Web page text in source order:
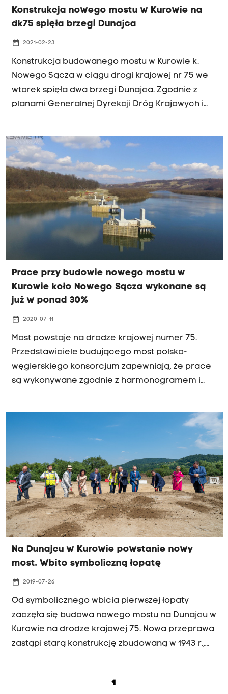
Konstrukcja nowego mostu w Kurowie na
dk75 spięła brzegi Dunajca
date_range 2021-02-23
Konstrukcja budowanego mostu w Kurowie k.
Nowego Sącza w ciągu drogi krajowej nr 75 we
wtorek spięła dwa brzegi Dunajca. Zgodnie z
planami Generalnej Dyrekcji Dróg Krajowych i
Prace przy budowie nowego mostu w
Kurowie koło Nowego Sącza wykonane są
już w ponad 30%
date_range 2020-07-11
Most powstaje na drodze krajowej numer 75.
Przedstawiciele budującego most polsko-
węgierskiego konsorcjum zapewniają, że prace
są wykonywane zgodnie z harmonogramem i
Na Dunajcu w Kurowie powstanie nowy
most. Wbito symboliczną łopatę
date_range 2019-07-26
Od symbolicznego wbicia pierwszej łopaty
zaczęła się budowa nowego mostu na Dunajcu w
Kurowie na drodze krajowej 75. Nowa przeprawa
zastąpi starą konstrukcję zbudowaną w 1943 r.,
1